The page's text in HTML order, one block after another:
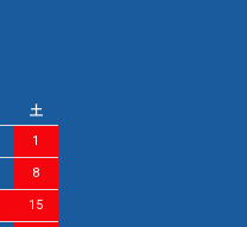
土
1
8
15